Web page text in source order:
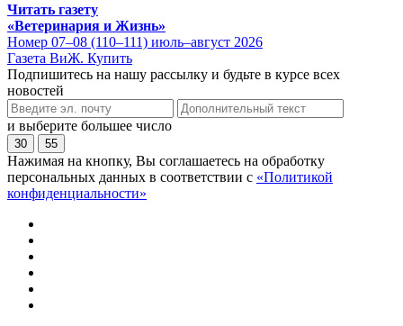
Читать газету
«Ветеринария и Жизнь»
Номер 07–08 (110–111) июль–август 2026
Газета ВиЖ. Купить
Подпишитесь на нашу рассылку и будьте в курсе всех
новостей
и выберите большее число
30 55
Нажимая на кнопку, Вы соглашаетесь на обработку
персональных данных в соответствии с «Политикой
конфиденциальности»